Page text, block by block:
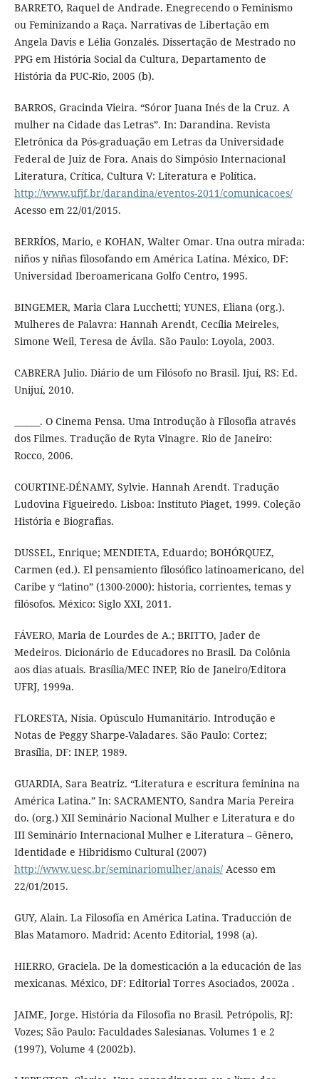
BARRETO, Raquel de Andrade. Enegrecendo o Feminismo
ou Feminizando a Raça. Narrativas de Libertação em
Angela Davis e Lélia Gonzalés. Dissertação de Mestrado no
PPG em História Social da Cultura, Departamento de
História da PUC-Rio, 2005 (b).
BARROS, Gracinda Vieira. “Sóror Juana Inés de la Cruz. A
mulher na Cidade das Letras”. In: Darandina. Revista
Eletrônica da Pós-graduação em Letras da Universidade
Federal de Juiz de Fora. Anais do Simpósio Internacional
Literatura, Crítica, Cultura V: Literatura e Política.
http://www.ufjf.br/darandina/eventos-2011/comunicacoes/
Acesso em 22/01/2015.
BERRÍOS, Mario, e KOHAN, Walter Omar. Una outra mirada:
niños y niñas filosofando em América Latina. México, DF:
Universidad Iberoamericana Golfo Centro, 1995.
BINGEMER, Maria Clara Lucchetti; YUNES, Eliana (org.).
Mulheres de Palavra: Hannah Arendt, Cecília Meireles,
Simone Weil, Teresa de Ávila. São Paulo: Loyola, 2003.
CABRERA Julio. Diário de um Filósofo no Brasil. Ijuí, RS: Ed.
Unijuí, 2010.
______. O Cinema Pensa. Uma Introdução à Filosofia através
dos Filmes. Tradução de Ryta Vinagre. Rio de Janeiro:
Rocco, 2006.
COURTINE-DÉNAMY, Sylvie. Hannah Arendt. Tradução
Ludovina Figueiredo. Lisboa: Instituto Piaget, 1999. Coleção
História e Biografias.
DUSSEL, Enrique; MENDIETA, Eduardo; BOHÓRQUEZ,
Carmen (ed.). El pensamiento filosófico latinoamericano, del
Caribe y “latino” (1300-2000): historia, corrientes, temas y
filósofos. México: Siglo XXI, 2011.
FÁVERO, Maria de Lourdes de A.; BRITTO, Jader de
Medeiros. Dicionário de Educadores no Brasil. Da Colônia
aos dias atuais. Brasília/MEC INEP, Rio de Janeiro/Editora
UFRJ, 1999a.
FLORESTA, Nísia. Opúsculo Humanitário. Introdução e
Notas de Peggy Sharpe-Valadares. São Paulo: Cortez;
Brasília, DF: INEP, 1989.
GUARDIA, Sara Beatriz. “Literatura e escritura feminina na
América Latina.” In: SACRAMENTO, Sandra Maria Pereira
do. (org.) XII Seminário Nacional Mulher e Literatura e do
III Seminário Internacional Mulher e Literatura – Gênero,
Identidade e Hibridismo Cultural (2007)
http://www.uesc.br/seminariomulher/anais/Acesso em
22/01/2015.
GUY, Alain. La Filosofía en América Latina. Traducción de
Blas Matamoro. Madrid: Acento Editorial, 1998 (a).
HIERRO, Graciela. De la domesticación a la educación de las
mexicanas. México, DF: Editorial Torres Asociados, 2002a .
JAIME, Jorge. História da Filosofia no Brasil. Petrópolis, RJ:
Vozes; São Paulo: Faculdades Salesianas. Volumes 1 e 2
(1997), Volume 4 (2002b).